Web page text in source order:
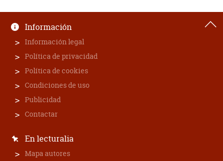
Información
Información legal
Política de privacidad
Política de cookies
Condiciones de uso
Publicidad
Contactar
En lecturalia
Mapa autores